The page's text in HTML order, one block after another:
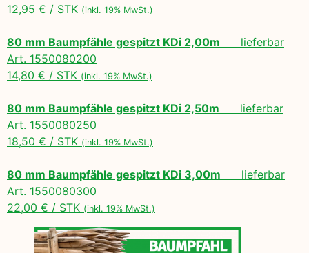
12,95 € / STK (inkl. 19% MwSt.)
80 mm Baumpfähle gespitzt KDi 2,00m lieferbar
Art. 1550080200
14,80 € / STK (inkl. 19% MwSt.)
80 mm Baumpfähle gespitzt KDi 2,50m lieferbar
Art. 1550080250
18,50 € / STK (inkl. 19% MwSt.)
80 mm Baumpfähle gespitzt KDi 3,00m lieferbar
Art. 1550080300
22,00 € / STK (inkl. 19% MwSt.)